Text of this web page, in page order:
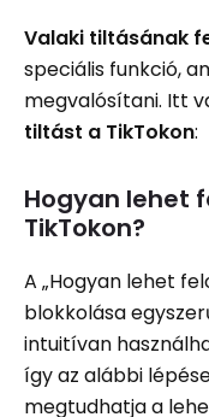
Valaki tiltásának
speciális funkció,
megvalósítani. Itt
tiltást a TikTokon:
Hogyan lehet
TikTokon?
A „Hogyan lehet
blokkolása
intuitívan
így az alábbi
megtudhatja a